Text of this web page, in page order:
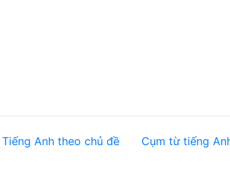
Tiếng Anh theo chủ đề Cụm từ tiếng